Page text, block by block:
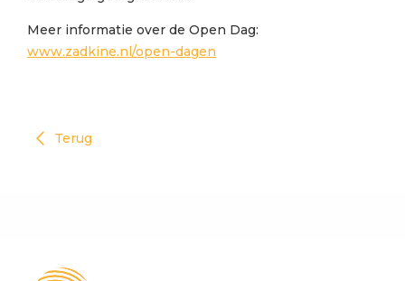
Meer informatie over de Open Dag:
www.zadkine.nl/open-dagen
Terug